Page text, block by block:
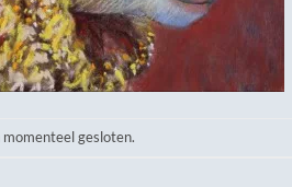
gesloten.